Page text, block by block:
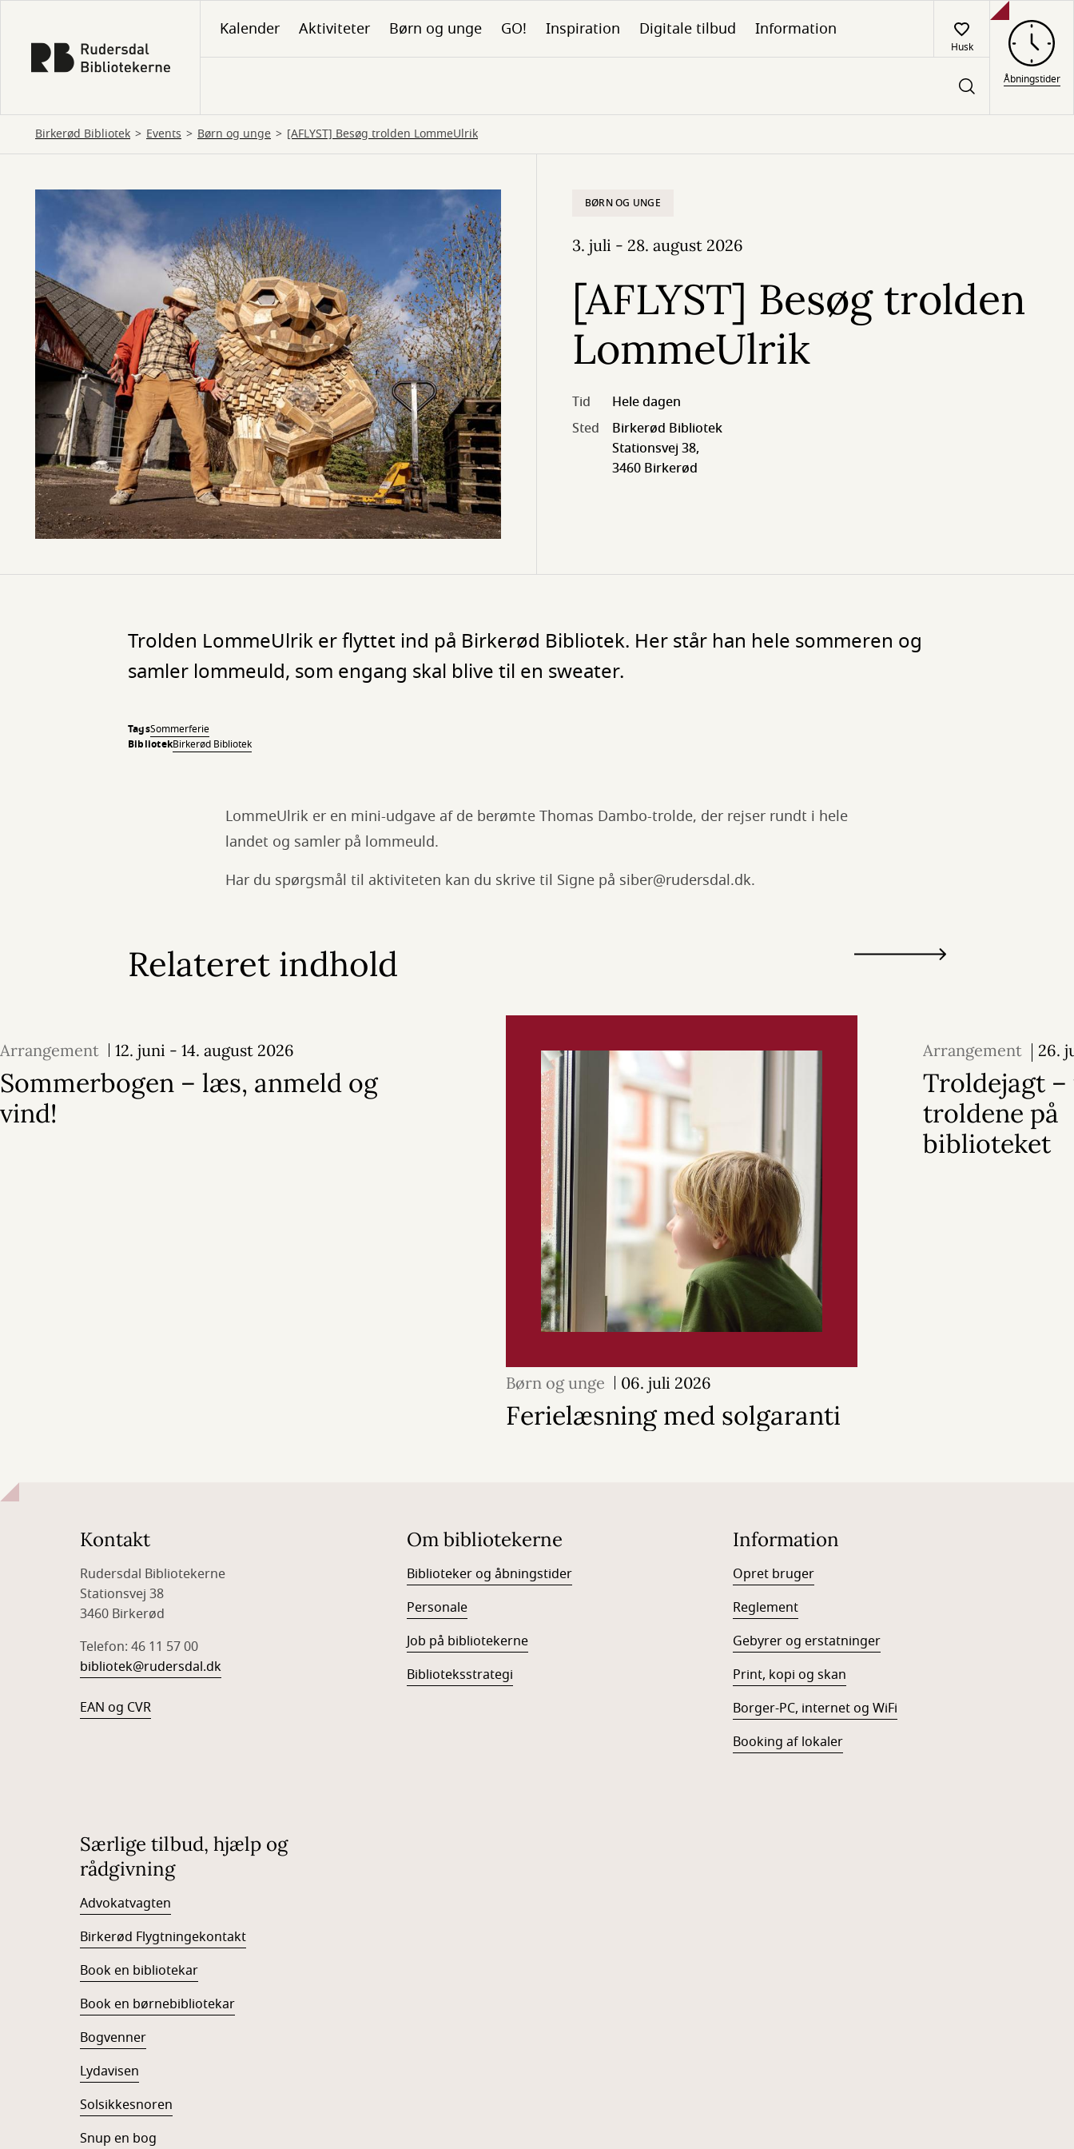
hovedindhold
Kalender Aktiviteter Børn og unge GO! Inspiration Digitale tilbud Information
Husk
Åbningstider
Birkerød Bibliotek Events Børn og unge [AFLYST] Besøg trolden LommeUlrik
BØRN OG UNGE
3. juli - 28. august 2026
[AFLYST] Besøg trolden
LommeUlrik
Tid
Hele dagen
Sted
Birkerød Bibliotek
Stationsvej 38,
3460 Birkerød
Trolden LommeUlrik er flyttet ind på Birkerød Bibliotek. Her står han hele sommeren og
samler lommeuld, som engang skal blive til en sweater.
TagsSommerferie
BibliotekBirkerød Bibliotek
LommeUlrik er en mini-udgave af de berømte Thomas Dambo-trolde, der rejser rundt i hele
landet og samler på lommeuld.
Har du spørgsmål til aktiviteten kan du skrive til Signe på siber@rudersdal.dk.
Relateret indhold
Arrangement 12. juni - 14. august 2026
Sommerbogen – læs, anmeld og
vind!
Børn og unge 06. juli 2026
Ferielæsning med solgaranti
Arrangement
26.
august 2026
Troldejagt
troldene på
biblioteket
Kontakt
Rudersdal Bibliotekerne
Stationsvej 38
3460 Birkerød
Telefon: 46 11 57 00
bibliotek@rudersdal.dk
EAN og CVR
Om bibliotekerne
Biblioteker og åbningstider
Personale
Job på bibliotekerne
Biblioteksstrategi
Information
Opret bruger
Reglement
Gebyrer og erstatninger
Print, kopi og skan
Borger-PC, internet og WiFi
Booking af lokaler
Særlige tilbud, hjælp og
rådgivning
Advokatvagten
Birkerød Flygtningekontakt
Book en bibliotekar
Book en børnebibliotekar
Bogvenner
Lydavisen
Solsikkesnoren
Snup en bog